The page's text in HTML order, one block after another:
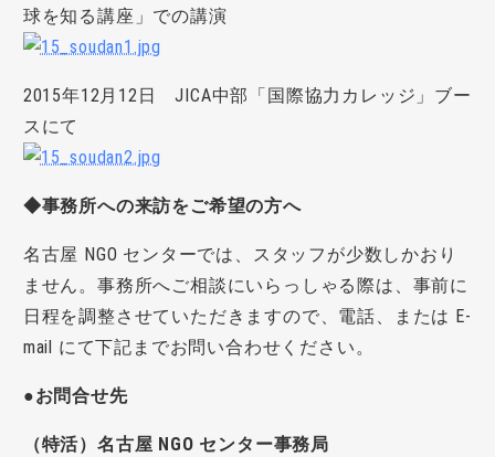
球を知る講座」での講演
2015年12月12日 JICA中部「国際協力カレッジ」ブー
スにて
◆事務所への来訪をご希望の方へ
名古屋 NGO センターでは、スタッフが少数しかおり
ません。事務所へご相談にいらっしゃる際は、事前に
日程を調整させていただきますので、電話、または E-
mail にて下記までお問い合わせください。
●お問合せ先
（特活）名古屋 NGO センター事務局